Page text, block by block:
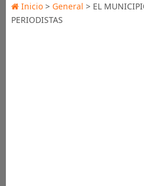
Inicio> General > EL
PERIODISTAS